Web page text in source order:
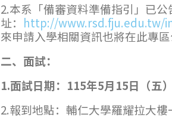
2.本系「備審資料準備指引」已
址： http://www.rsd.fju.edu.tw/
來申請入學相關資訊也將在此專區
二、面試：
1.面試日期： 115年5月15日（五
2.報到地點：輔仁大學羅耀拉大樓